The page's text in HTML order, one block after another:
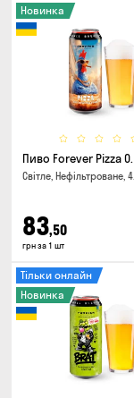
Новинка
Пиво Forever Pizza
Світле, Нефільтроване,
83,50
грн за 1 шт
Тільки онлайн
Новинка